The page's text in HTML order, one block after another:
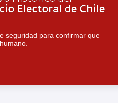
seguridad para confirmar que